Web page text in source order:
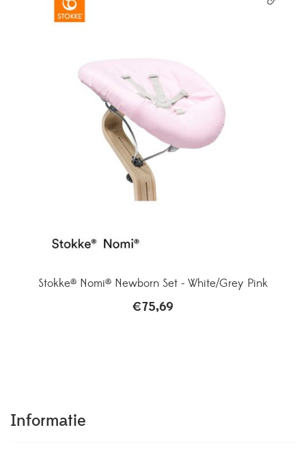
Stokke® Nomi® Newborn Set - White/Grey Pink
€75,69
Informatie